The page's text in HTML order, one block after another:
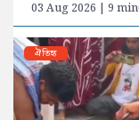
03 Aug 2026 | 9
ঐতিহ্য